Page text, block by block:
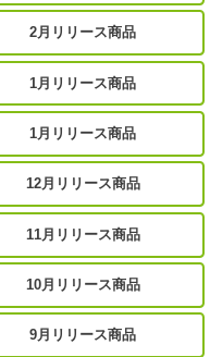
2月リリース商品
1月リリース商品
1月リリース商品
12月リリース商品
11月リリース商品
10月リリース商品
9月リリース商品